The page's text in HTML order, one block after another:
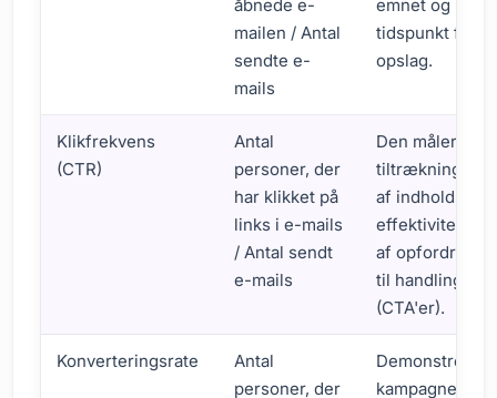
åbnede e-
mailen / Antal
sendte e-
mails
emnet og
tidspunkt for
opslag.
Klikfrekvens
(CTR)
Antal
personer, der
har klikket på
links i e-mails
/ Antal sendt
e-mails
Den måler
tiltrækningen
af indhold og
effektiviteten
af opfordringer
til handling
(CTA'er).
Konverteringsrate
Antal
personer, der
Demonstrerer
kampagnens